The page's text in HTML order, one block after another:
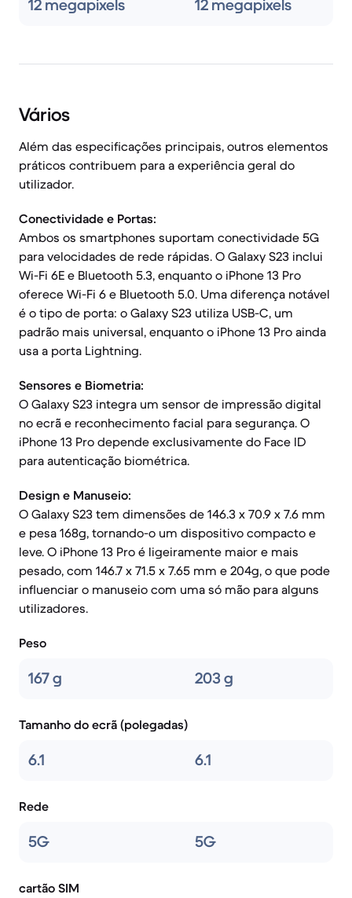
12 megapixels 12 megapixels
Vários
Além das especificações principais, outros elementos
práticos contribuem para a experiência geral do
utilizador.
Conectividade e Portas:
Ambos os smartphones suportam conectividade 5G
para velocidades de rede rápidas. O Galaxy S23 inclui
Wi-Fi 6E e Bluetooth 5.3, enquanto o iPhone 13 Pro
oferece Wi-Fi 6 e Bluetooth 5.0. Uma diferença notável
é o tipo de porta: o Galaxy S23 utiliza USB-C, um
padrão mais universal, enquanto o iPhone 13 Pro ainda
usa a porta Lightning.
Sensores e Biometria:
O Galaxy S23 integra um sensor de impressão digital
no ecrã e reconhecimento facial para segurança. O
iPhone 13 Pro depende exclusivamente do Face ID
para autenticação biométrica.
Design e Manuseio:
O Galaxy S23 tem dimensões de 146.3 x 70.9 x 7.6 mm
e pesa 168g, tornando-o um dispositivo compacto e
leve. O iPhone 13 Pro é ligeiramente maior e mais
pesado, com 146.7 x 71.5 x 7.65 mm e 204g, o que pode
influenciar o manuseio com uma só mão para alguns
utilizadores.
Peso
167 g 203 g
Tamanho do ecrã (polegadas)
6.1 6.1
Rede
5G 5G
cartão SIM